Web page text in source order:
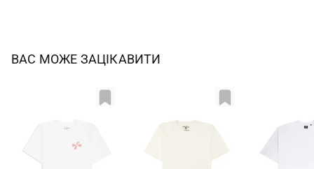
ВАС МОЖЕ ЗАЦІКАВИТИ